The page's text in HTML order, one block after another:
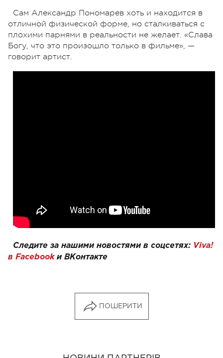
Сам Александр Пономарев хоть и находится в
отличной физической форме, но сталкиваться с
плохими парнями в реальности не желает. «Слава
Богу, что это произошло только в фильме», —
говорит артист.
Следите за нашими новостями в соцсетях: Viva!
в Facebookи ВКонтакте
ПОШЕРИТИ